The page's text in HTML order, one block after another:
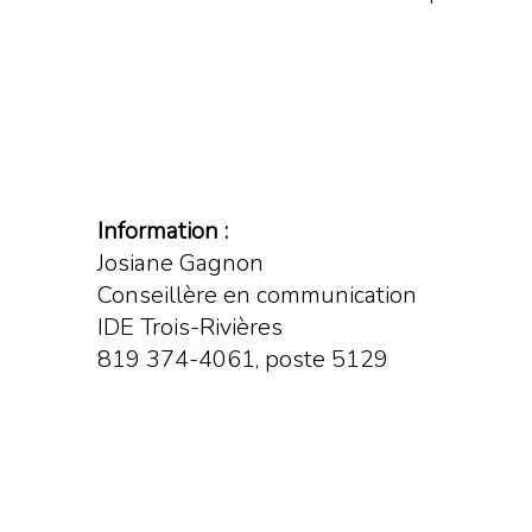
Information :
Josiane Gagnon
Conseillère en communication
IDE Trois-Rivières
819 374-4061, poste 5129